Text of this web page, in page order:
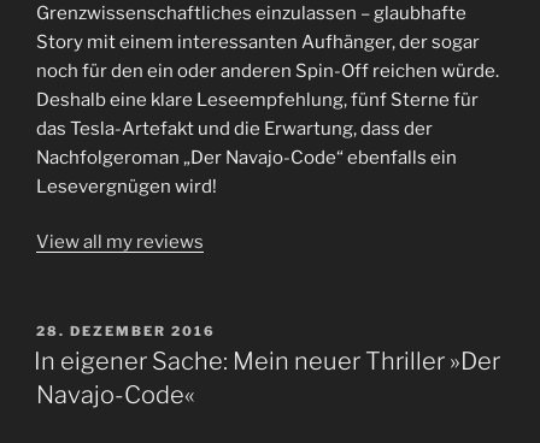
Grenzwissenschaftliches einzulassen – glaubhafte
Story mit einem interessanten Aufhänger, der sogar
noch für den ein oder anderen Spin-Off reichen würde.
Deshalb eine klare Leseempfehlung, fünf Sterne für
das Tesla-Artefakt und die Erwartung, dass der
Nachfolgeroman „Der Navajo-Code“ ebenfalls ein
Lesevergnügen wird!
View all my reviews
VERÖFFENTLICHT
AM
28. DEZEMBER 2016
In eigener Sache: Mein neuer Thriller »Der
Navajo-Code«